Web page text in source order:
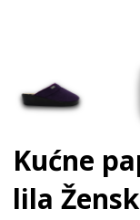
Kućne
lila